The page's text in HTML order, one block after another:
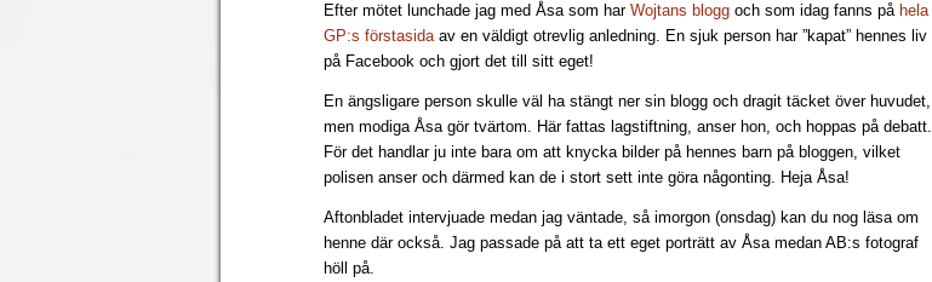
Efter mötet lunchade jag med Åsa som har Wojtans blogg och som idag fanns på hela
GP:s förstasida av en väldigt otrevlig anledning. En sjuk person har ”kapat” hennes liv
på Facebook och gjort det till sitt eget!
En ängsligare person skulle väl ha stängt ner sin blogg och dragit täcket över huvudet,
men modiga Åsa gör tvärtom. Här fattas lagstiftning, anser hon, och hoppas på debatt.
För det handlar ju inte bara om att knycka bilder på hennes barn på bloggen, vilket
polisen anser och därmed kan de i stort sett inte göra någonting. Heja Åsa!
Aftonbladet intervjuade medan jag väntade, så imorgon (onsdag) kan du nog läsa om
henne där också. Jag passade på att ta ett eget porträtt av Åsa medan AB:s fotograf
höll på.